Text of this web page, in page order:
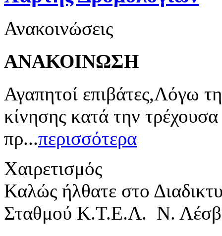
Ανακοινώσεις
ΑΝΑΚΟΙΝΩΣΗ
Αγαπητοί επιβάτες,Λόγω
κίνησης κατά την
πρ...περισσότερα
Χαιρετισμός
Καλώς ήλθατε στο
Σταθμού Κ.Τ.Ε.Λ. Ν.